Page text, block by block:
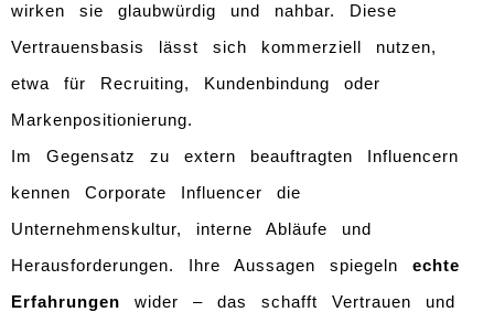
wirken sie glaubwürdig und nahbar. Diese
Vertrauensbasis lässt sich kommerziell nutzen,
etwa für Recruiting, Kundenbindung oder
Markenpositionierung.
Im Gegensatz zu extern beauftragten Influencern
kennen Corporate Influencer die
Unternehmenskultur, interne Abläufe und
Herausforderungen. Ihre Aussagen spiegeln echte
Erfahrungen wider – das schafft Vertrauen und